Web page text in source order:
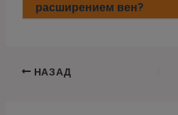
расширением вен?
НАЗАД